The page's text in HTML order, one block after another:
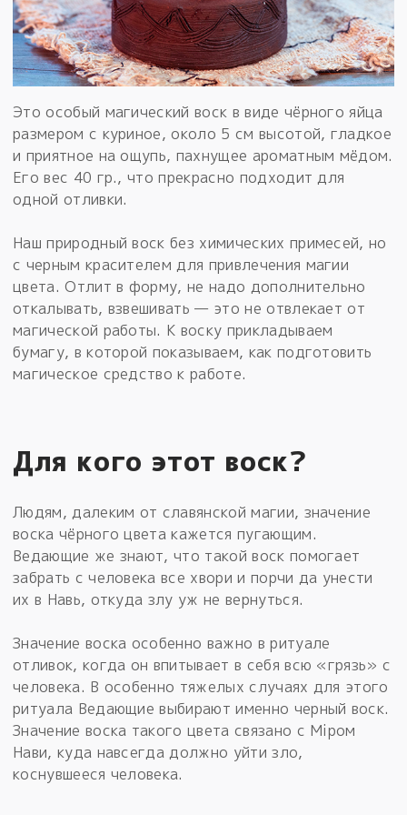
Это особый магический воск в виде чёрного яйца
размером с куриное, около 5 см высотой, гладкое
и приятное на ощупь, пахнущее ароматным мёдом.
Его вес 40 гр., что прекрасно подходит для
одной отливки.
Наш природный воск без химических примесей, но
с черным красителем для привлечения магии
цвета. Отлит в форму, не надо дополнительно
откалывать, взвешивать — это не отвлекает от
магической работы. К воску прикладываем
бумагу, в которой показываем, как подготовить
магическое средство к работе.
Для кого этот воск?
Людям, далеким от славянской магии, значение
воска чёрного цвета кажется пугающим.
Ведающие же знают, что такой воск помогает
забрать с человека все хвори и порчи да унести
их в Навь, откуда злу уж не вернуться.
Значение воска особенно важно в ритуале
отливок, когда он впитывает в себя всю «грязь» с
человека. В особенно тяжелых случаях для этого
ритуала Ведающие выбирают именно черный воск.
Значение воска такого цвета связано с Мiром
Нави, куда навсегда должно уйти зло,
коснувшееся человека.